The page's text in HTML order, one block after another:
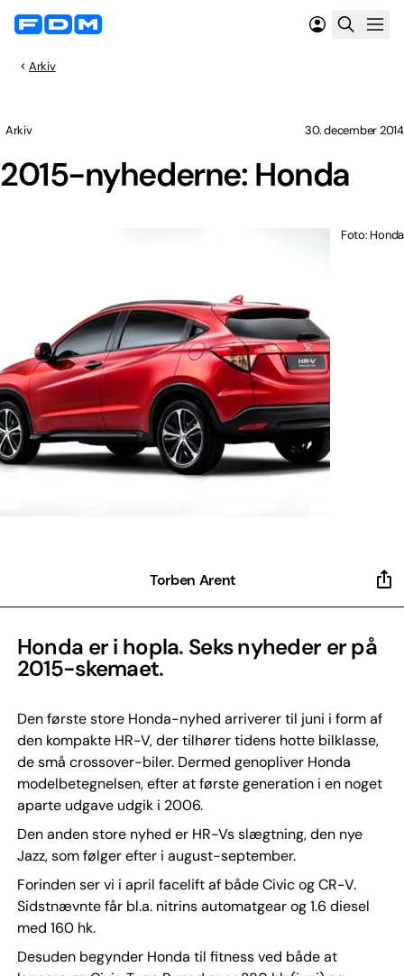
Arkiv
2015-nyhederne: Honda
Arkiv 30. december 2014
Foto: Honda
Torben Arent
Honda er i hopla. Seks nyheder er på
2015-skemaet.
Den første store Honda-nyhed arriverer til juni i form af
den kompakte HR-V, der tilhører tidens hotte bilklasse,
de små crossover-biler. Dermed genopliver Honda
modelbetegnelsen, efter at første generation i en noget
aparte udgave udgik i 2006.
Den anden store nyhed er HR-Vs slægtning, den nye
Jazz, som følger efter i august-september.
Forinden ser vi i april facelift af både Civic og CR-V.
Sidstnævnte får bl.a. nitrins automatgear og 1.6 diesel
med 160 hk.
Desuden begynder Honda til fitness ved både at